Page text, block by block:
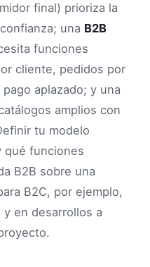
final) prioriza la
una B2B
funciones
cliente, pedidos por
aplazado; y una
amplios con
tu modelo
qué funciones
B2B sobre una
B2C, por ejemplo,
en desarrollos a